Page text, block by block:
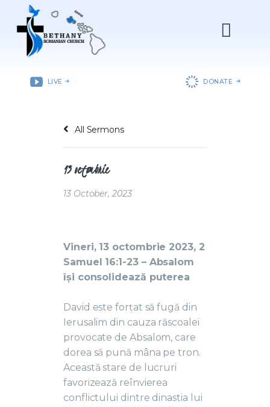
LIVE DONATE
ACASǍ
RESURSE
CONTACT
All Sermons
13 octombrie
13 October, 2023
Vineri, 13 octombrie 2023, 2
Samuel 16:1-23 – Absalom
își consolidează puterea
David este forțat să fugă din
Ierusalim din cauza răscoalei
provocate de Absalom, care
dorea să pună mâna pe tron.
Această stare de lucruri
favorizează reînvierea
conflictului dintre dinastia lui